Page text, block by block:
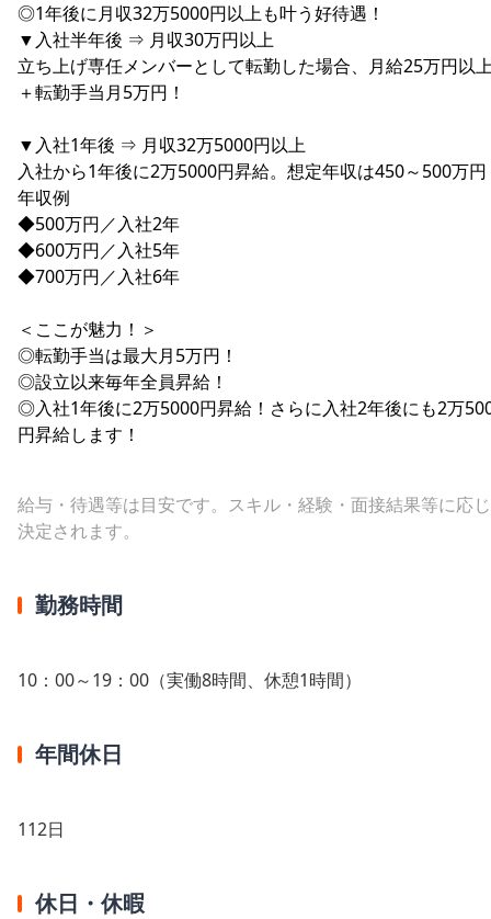
◎1年後に月収32万5000円以上も叶う好待遇！
▼入社半年後 ⇒ 月収30万円以上
立ち上げ専任メンバーとして転勤した場合、月給25万円以
＋転勤手当月5万円！
▼入社1年後 ⇒ 月収32万5000円以上
入社から1年後に2万5000円昇給。想定年収は450～500万円
年収例
◆500万円／入社2年
◆600万円／入社5年
◆700万円／入社6年
＜ここが魅力！＞
◎転勤手当は最大月5万円！
◎設立以来毎年全員昇給！
◎入社1年後に2万5000円昇給！さらに入社2年後にも2万
円昇給します！
給与・待遇等は目安です。スキル・経験・面接結果等に応
決定されます。
勤務時間
10：00～19：00（実働8時間、休憩1時間）
年間休日
112日
休日・休暇